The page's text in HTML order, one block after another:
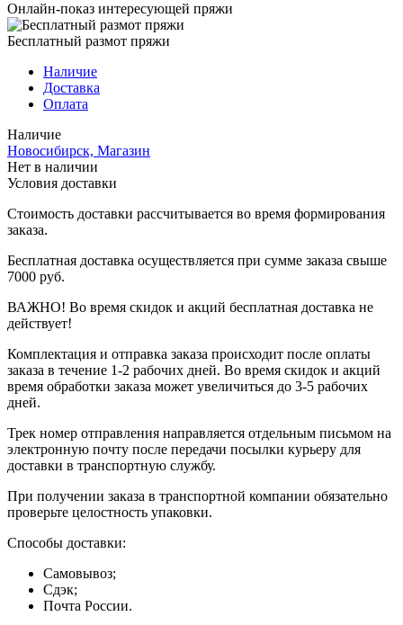
Онлайн-показ интересующей пряжи
Бесплатный размот пряжи
Наличие
Доставка
Оплата
Наличие
Новосибирск, Магазин
Нет в наличии
Условия доставки
Стоимость доставки рассчитывается во время формирования
заказа.
Бесплатная доставка осуществляется при сумме заказа свыше
7000 руб.
ВАЖНО! Во время скидок и акций бесплатная доставка не
действует!
Комплектация и отправка заказа происходит после оплаты
заказа в течение 1-2 рабочих дней. Во время скидок и акций
время обработки заказа может увеличиться до 3-5 рабочих
дней.
Трек номер отправления направляется отдельным письмом на
электронную почту после передачи посылки курьеру для
доставки в транспортную службу.
При получении заказа в транспортной компании обязательно
проверьте целостность упаковки.
Способы доставки:
Самовывоз;
Сдэк;
Почта России.